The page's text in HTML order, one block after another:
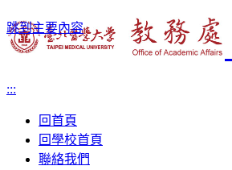
跳到主要內容
:::
回首頁
回學校首頁
聯絡我們